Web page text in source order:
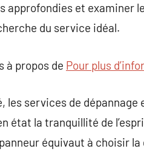
approfondies et examiner
du service idéal.
à propos de Pour plus
les services de dépannage
état la tranquillité de
équivaut à choisir